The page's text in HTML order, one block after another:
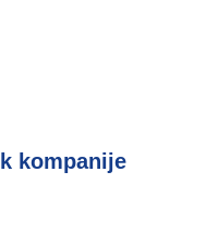
kompanije